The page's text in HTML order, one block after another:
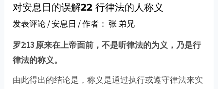
对安息日的误解22 行律法的人称义
发表评论 /安息日 / 作者： 张 弟兄
罗2:13 原来在上帝面前，不是听律法的为义，乃是行
律法的称义。
由此得出的结论是，称义是通过执行或遵守律法来实